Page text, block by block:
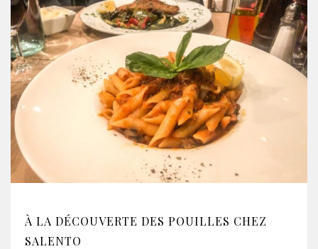
À LA DÉCOUVERTE DES POUILLES CHEZ
SALENTO